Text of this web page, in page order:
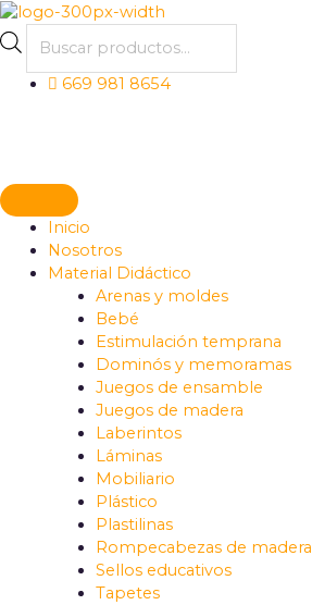
Ir
al
contenido
Products
669 981 8654
Inicio
Nosotros
Material Didáctico
Arenas y moldes
Bebé
Estimulación temprana
Dominós y memoramas
Juegos de ensamble
Juegos de madera
Laberintos
Láminas
Mobiliario
Plástico
Plastilinas
Rompecabezas de madera
Sellos educativos
Tapetes